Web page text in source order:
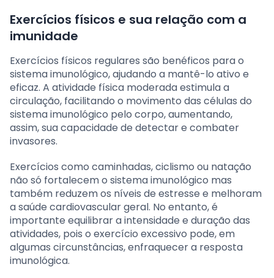
Exercícios físicos e sua relação com a
imunidade
Exercícios físicos regulares são benéficos para o
sistema imunológico, ajudando a mantê-lo ativo e
eficaz. A atividade física moderada estimula a
circulação, facilitando o movimento das células do
sistema imunológico pelo corpo, aumentando,
assim, sua capacidade de detectar e combater
invasores.
Exercícios como caminhadas, ciclismo ou natação
não só fortalecem o sistema imunológico mas
também reduzem os níveis de estresse e melhoram
a saúde cardiovascular geral. No entanto, é
importante equilibrar a intensidade e duração das
atividades, pois o exercício excessivo pode, em
algumas circunstâncias, enfraquecer a resposta
imunológica.